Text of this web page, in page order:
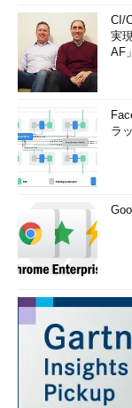
CI/
実
AF
ラ